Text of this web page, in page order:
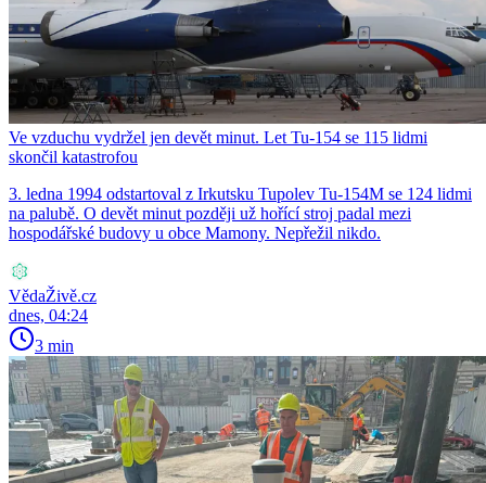
Ve vzduchu vydržel jen devět minut. Let Tu-154 se 115 lidmi
skončil katastrofou
3. ledna 1994 odstartoval z Irkutsku Tupolev Tu-154M se 124 lidmi
na palubě. O devět minut později už hořící stroj padal mezi
hospodářské budovy u obce Mamony. Nepřežil nikdo.
VědaŽivě.cz
dnes, 04:24
3 min